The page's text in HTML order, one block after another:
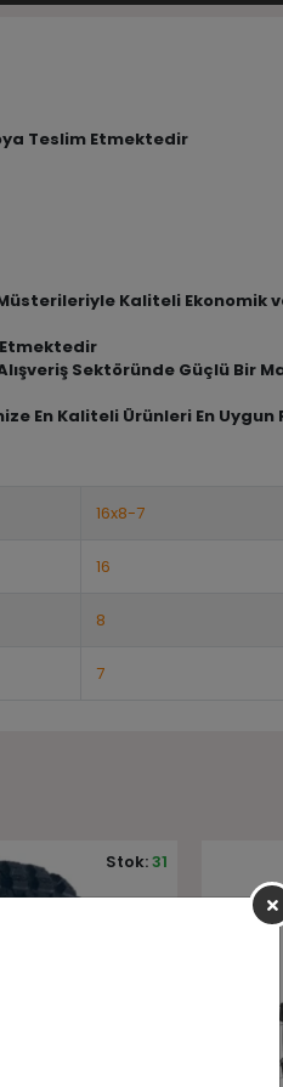
Teslim Etmektedir
Kaliteli Ekonomik
Sektöründe Güçlü Bir
En Kaliteli Ürünleri En
16x8-7
16
8
7
Stok: Stokta yok